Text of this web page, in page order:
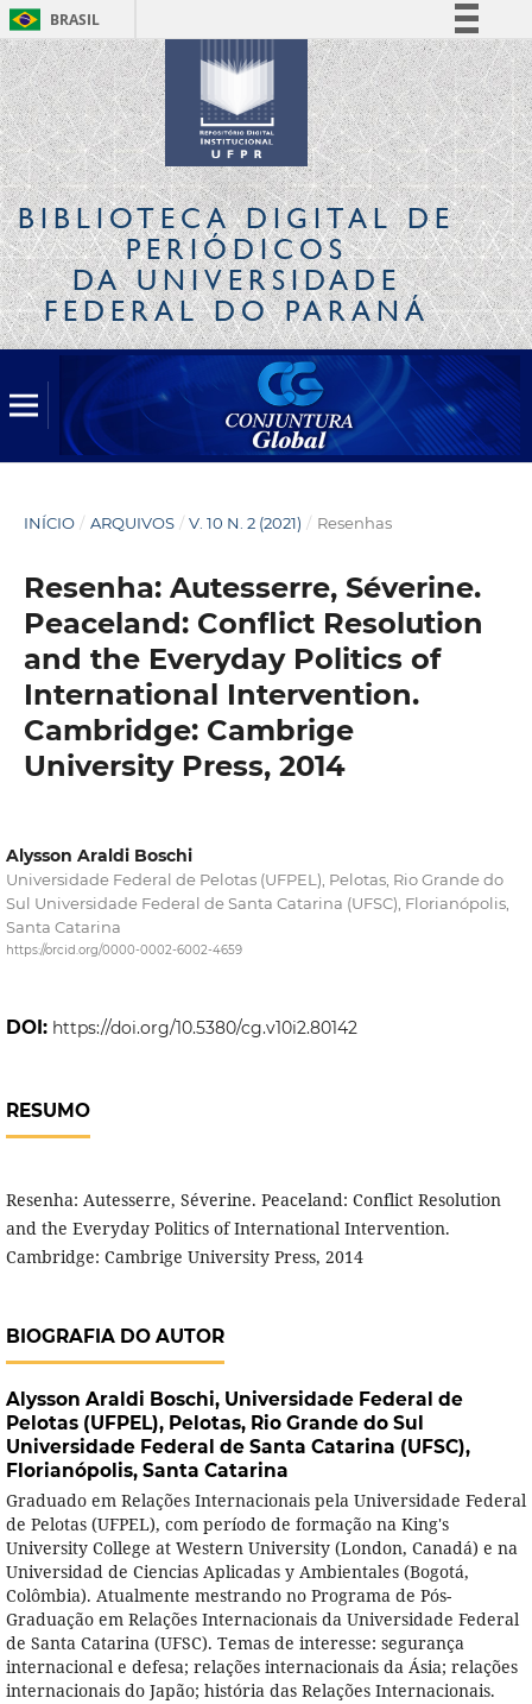
BRASIL
Simplifique!
Comunica BR
Participe
Acesso à informação
Legislação
Canais
BIBLIOTECA DIGITALDE
PERIÓDICOS
DA UNIVERSIDADE
FEDERAL DO PARANÁ
INÍCIO / ARQUIVOS / V. 10 N. 2 (2021) / Resenhas
Resenha: Autesserre, Séverine.
Peaceland: Conflict Resolution
and the Everyday Politics of
International Intervention.
Cambridge: Cambrige
University Press, 2014
Alysson Araldi Boschi
Universidade Federal de Pelotas (UFPEL), Pelotas, Rio Grande do
Sul Universidade Federal de Santa Catarina (UFSC), Florianópolis,
Santa Catarina
https://orcid.org/0000-0002-6002-4659
DOI: https://doi.org/10.5380/cg.v10i2.80142
RESUMO
Resenha: Autesserre, Séverine. Peaceland: Conflict Resolution
and the Everyday Politics of International Intervention.
Cambridge: Cambrige University Press, 2014
BIOGRAFIA DO AUTOR
Alysson Araldi Boschi, Universidade Federal de
Pelotas (UFPEL), Pelotas, Rio Grande do Sul
Universidade Federal de Santa Catarina (UFSC),
Florianópolis, Santa Catarina
Graduado em Relações Internacionais pela Universidade Federal
de Pelotas (UFPEL), com período de formação na King's
University College at Western University (London, Canadá) e na
Universidad de Ciencias Aplicadas y Ambientales (Bogotá,
Colômbia). Atualmente mestrando no Programa de Pós-
Graduação em Relações Internacionais da Universidade Federal
de Santa Catarina (UFSC). Temas de interesse: segurança
internacional e defesa; relações internacionais da Ásia; relações
internacionais do Japão; história das Relações Internacionais.